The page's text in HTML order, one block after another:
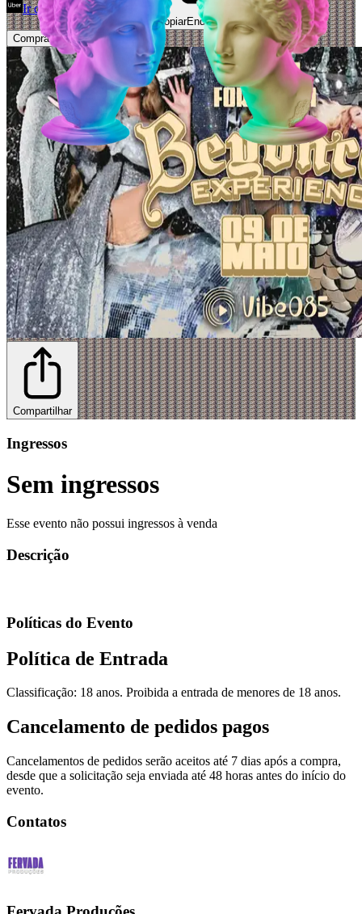
Ir de Uber Abrir Maps
CopiarEndereço
Comprar Ingressos
Compartilhar
Ingressos
Sem ingressos
Esse evento não possui ingressos à venda
Descrição
Políticas do Evento
Política de Entrada
Classificação: 18 anos. Proibida a entrada de menores de 18 anos.
Cancelamento de pedidos pagos
Cancelamentos de pedidos serão aceitos até 7 dias após a compra,
desde que a solicitação seja enviada até 48 horas antes do início do
evento.
Contatos